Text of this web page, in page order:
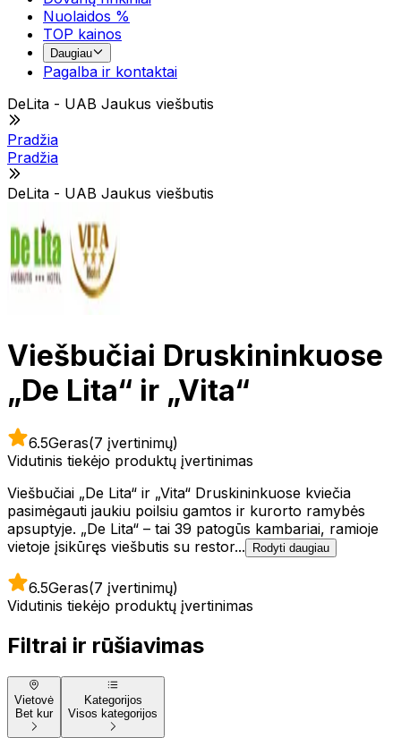
Nuolaidos %
TOP kainos
Daugiau
Pagalba ir kontaktai
DeLita - UAB Jaukus viešbutis
Pradžia
Pradžia
DeLita - UAB Jaukus viešbutis
Viešbučiai Druskininkuose
„De Lita“ ir „Vita“
6.5Geras(7 įvertinimų)
Vidutinis tiekėjo produktų įvertinimas
Viešbučiai „De Lita“ ir „Vita“ Druskininkuose kviečia
pasimėgauti jaukiu poilsiu gamtos ir kurorto ramybės
apsuptyje. „De Lita“ – tai 39 patogūs kambariai, ramioje
vietoje įsikūręs viešbutis su restor...
Rodyti daugiau
6.5Geras(7 įvertinimų)
Vidutinis tiekėjo produktų įvertinimas
Filtrai ir rūšiavimas
Vietovė
Bet kur
Kategorijos
Visos kategorijos